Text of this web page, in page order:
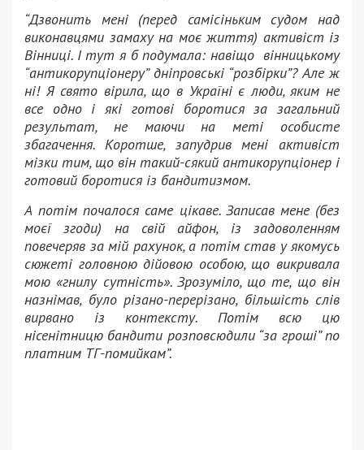
“Дзвонить мені (перед самісіньким судом над
виконавцями замаху на моє життя) активіст із
Вінниці. І тут я б подумала: навіщо вінницькому
“антикорупціонеру” дніпровські “розбірки”? Але ж
ні! Я свято вірила, що в Україні є люди, яким не
все одно і які готові боротися за загальний
результат, не маючи на меті особисте
збагачення. Коротше, запудрив мені активіст
мізки тим, що він такий-сякий антикорупціонер і
готовий боротися із бандитизмом.
А потім почалося саме цікаве. Записав мене (без
моєї згоди) на свій айфон, із задоволенням
повечеряв за мій рахунок, а потім став у якомусь
сюжеті головною дійовою особою, що викривала
мою «гнилу сутність». Зрозуміло, що те, що він
назнімав, було різано-перерізано, більшість слів
вирвано із контексту. Потім всю цю
нісенітницю бандити розповсюдили “за гроші” по
платним ТГ-помийкам”.